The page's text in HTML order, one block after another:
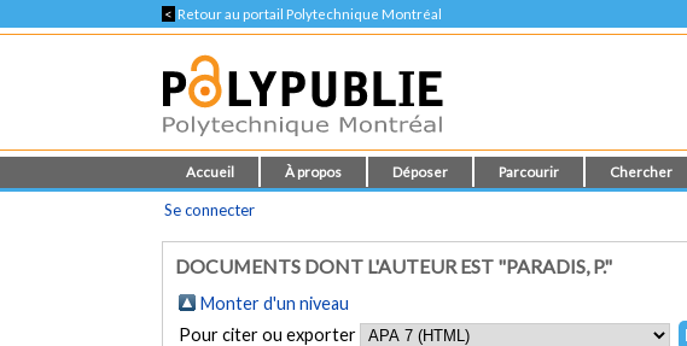
< Retour au portail Polytechnique Montréal
Accueil À propos Déposer Parcourir Chercher
Se connecter
DOCUMENTS DONT L'AUTEUR EST "PARADIS, P."
Monter d'un niveau
Pour citer ou exporter